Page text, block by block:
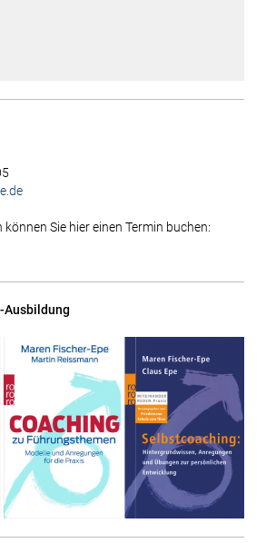
Sie hier einen Termin buchen:
Ausbildung